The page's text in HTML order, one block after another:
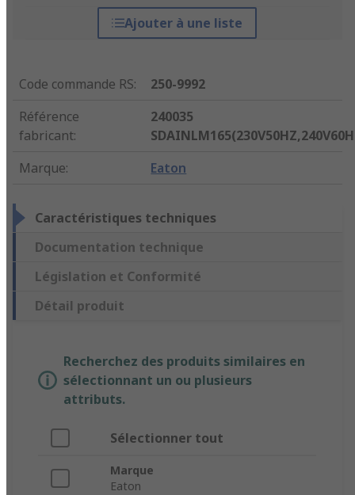
Ajouter à une liste
Code commande RS:
250-9992
Référence
fabricant:
240035
Marque: Eaton
Caractéristiques techniques
Documentation technique
Législation et Conformité
Détail produit
Recherchez des produits similaires en
sélectionnant un ou plusieurs
attributs.
Sélectionner tout
Marque
Eaton